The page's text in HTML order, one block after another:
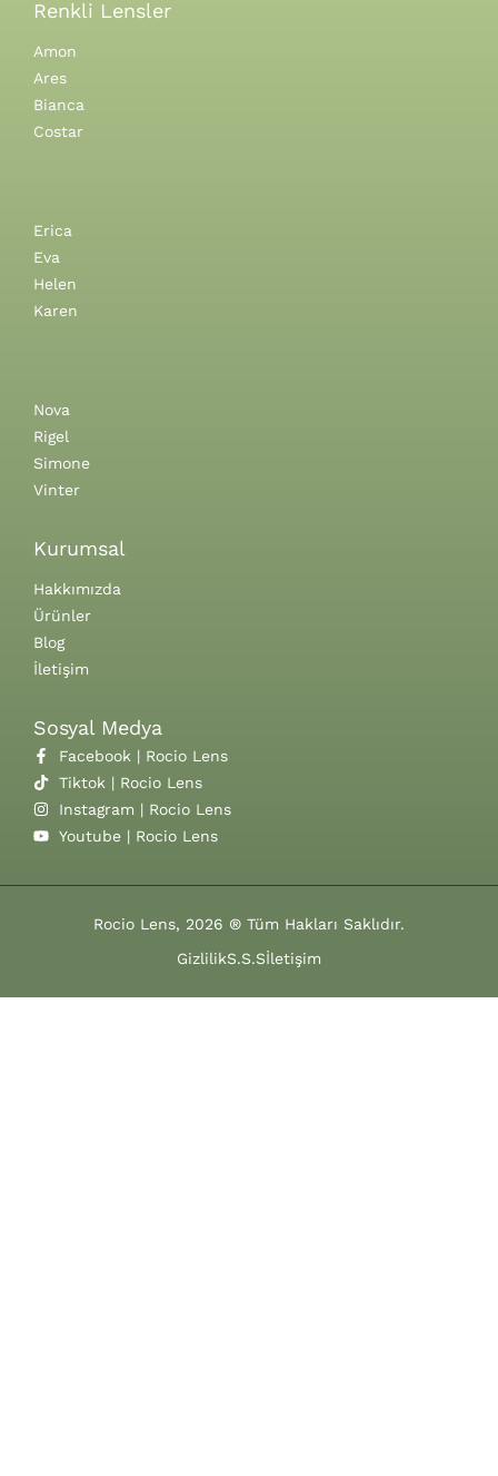
Renkli Lensler
Amon
Ares
Bianca
Costar
Erica
Eva
Helen
Karen
Nova
Rigel
Simone
Vinter
Kurumsal
Hakkımızda
Ürünler
Blog
İletişim
Sosyal Medya
Facebook | Rocio Lens
Tiktok | Rocio Lens
Instagram | Rocio Lens
Youtube | Rocio Lens
Rocio Lens, 2026 ® Tüm Hakları Saklıdır.
GizlilikS.S.Sİletişim